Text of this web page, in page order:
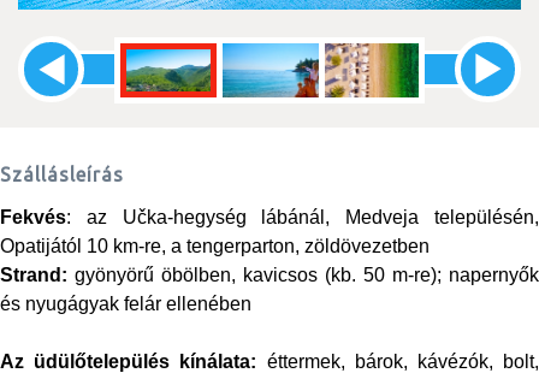
Szállásleírás
Fekvés: az Učka-hegység lábánál, Medveja településén,
Opatijától 10 km-re, a tengerparton, zöldövezetben
Strand: gyönyörű öbölben, kavicsos (kb. 50 m-re); napernyők
és nyugágyak felár ellenében
Az üdülőtelepülés kínálata: éttermek, bárok, kávézók, bolt,